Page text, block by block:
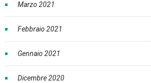
Marzo 2021
Febbraio 2021
Gennaio 2021
Dicembre 2020